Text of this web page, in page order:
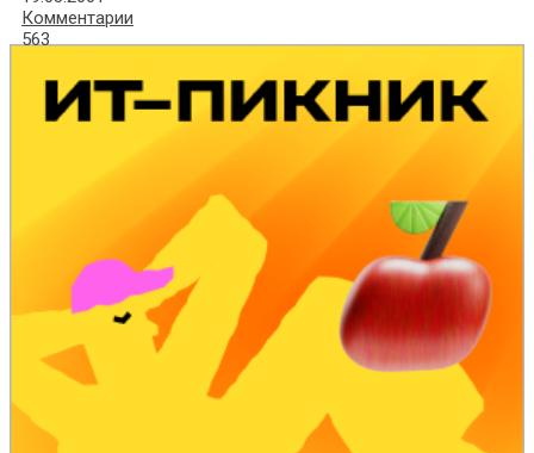
Комментарии
563